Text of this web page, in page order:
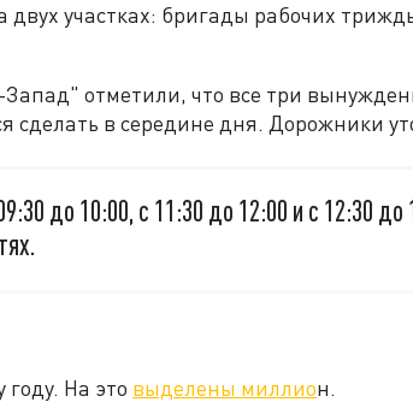
двух участках: бригады рабочих
отметили, что все три
сделать в середине дня. Дорожники
до 10:00, с 11:30 до 12:00 и с 12:30 до
году. На это выделены миллион.